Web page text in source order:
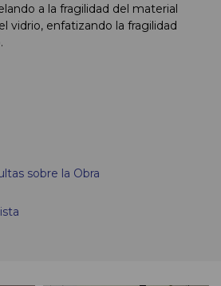
a la fragilidad del material
vidrio, enfatizando la fragilidad
sobre la Obra